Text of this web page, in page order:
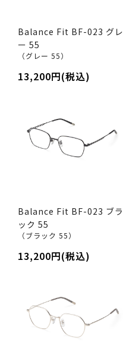
Balance Fit BF-023 グレ
ー 55
（グレー 55）
13,200円(税込)
Balance Fit BF-023 ブラ
ック 55
（ブラック 55）
13,200円(税込)